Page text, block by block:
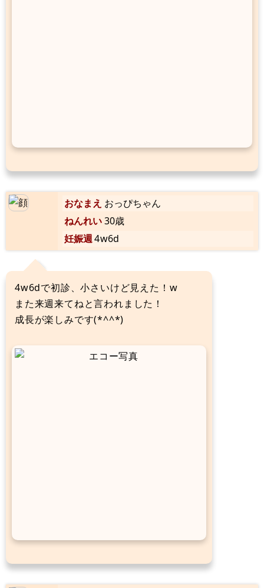
おなまえ おっぴちゃん
ねんれい30歳
妊娠週4w6d
4w6dで初診、小さいけど見えた！w
また来週来てねと言われました！
成長が楽しみです(*^^*)